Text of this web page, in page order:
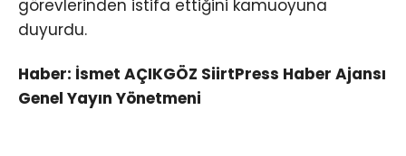
görevlerinden istifa ettiğini kamuoyuna
duyurdu.
Haber: İsmet AÇIKGÖZ SiirtPress Haber Ajansı
Genel Yayın Yönetmeni